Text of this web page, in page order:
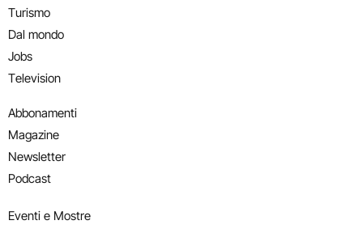
Turismo
Dal mondo
Jobs
Television
Abbonamenti
Magazine
Newsletter
Podcast
Eventi e Mostre